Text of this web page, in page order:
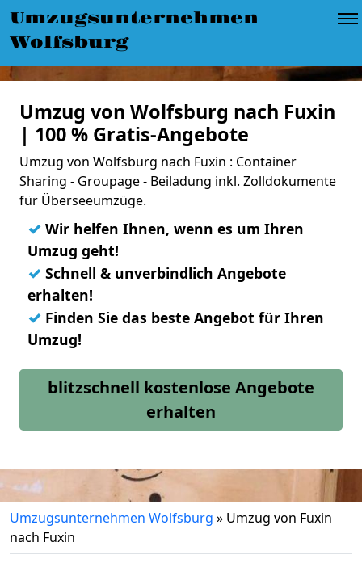
Umzugsunternehmen
Wolfsburg
Umzug von Wolfsburg nach Fuxin
| 100 % Gratis-Angebote
Umzug von Wolfsburg nach Fuxin : Container
Sharing - Groupage - Beiladung inkl. Zolldokumente
für Überseeumzüge.
✓ Wir helfen Ihnen, wenn es um Ihren
Umzug geht!
✓ Schnell & unverbindlich Angebote
erhalten!
✓ Finden Sie das beste Angebot für Ihren
Umzug!
blitzschnell kostenlose Angebote
erhalten
Umzugsunternehmen Wolfsburg » Umzug von Fuxin
nach Fuxin